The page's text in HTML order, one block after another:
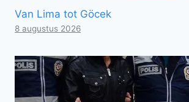
Van Lima tot Göcek
8 augustus 2026